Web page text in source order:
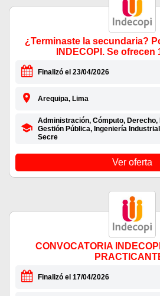
¿Terminaste la secundaria?
INDECOPI. Se ofrecen
Finalizó el 23/04/2026
Arequipa, Lima
Administración, Cómputo, Derecho,
Gestión Pública, Ingeniería
Secre
Ver oferta
CONVOCATORIA
Finalizó el 17/04/2026